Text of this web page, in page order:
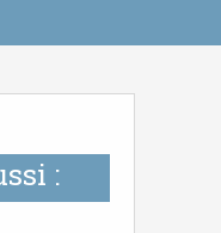
: